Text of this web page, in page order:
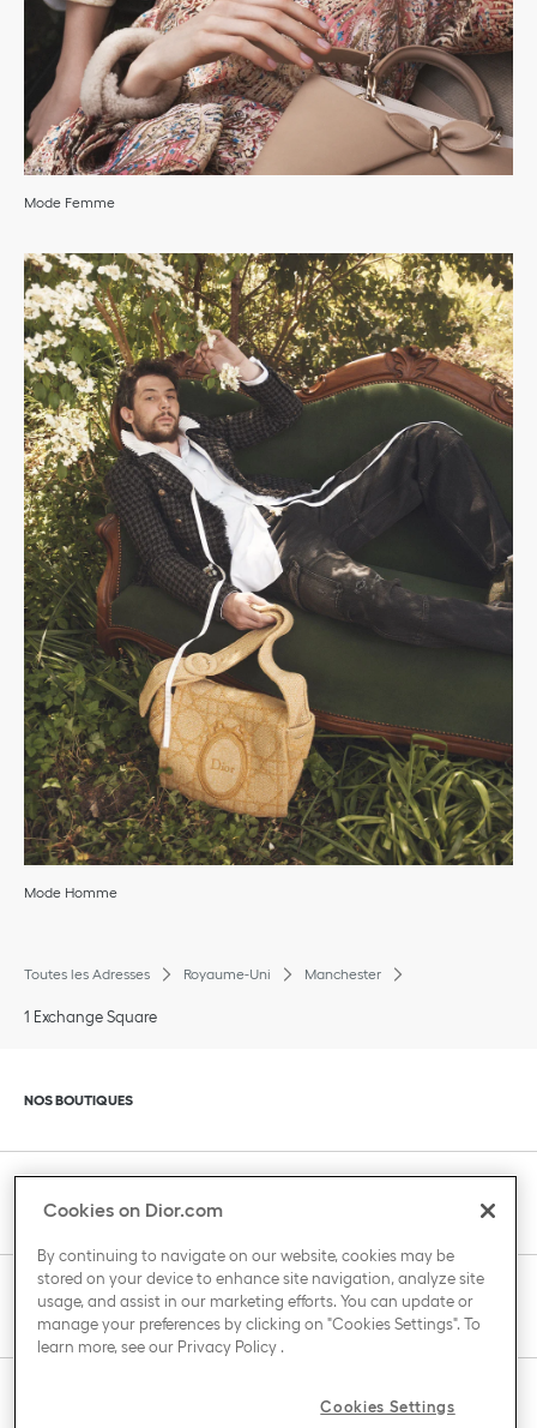
Mode Femme
Mode Homme
Toutes les Adresses Royaume-Uni Manchester
1 Exchange Square
Cliquer pour agrandir ou pour réduire le contenu
NOS BOUTIQUES
Cliquer pour agrandir ou pour réduire le contenu
SERVICE CLIENT
Cliquer pour agrandir ou pour réduire le contenu
LA MAISON DIOR
Cliquer pour agrandir ou pour réduire le contenu
Cookies on Dior.com
By continuing to navigate on our website, cookies may be
stored on your device to enhance site navigation, analyze site
usage, and assist in our marketing efforts. You can update or
manage your preferences by clicking on "Cookies Settings". To
learn more, see our Privacy Policy.
Cookies Settings